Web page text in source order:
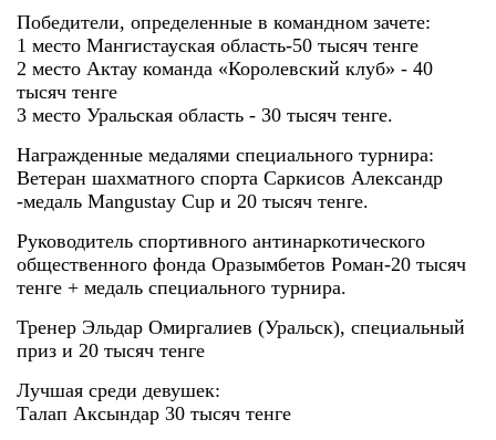
Победители, определенные в командном зачете:
1 место Мангистауская область-50 тысяч тенге
2 место Актау команда «Королевский клуб» - 40
тысяч тенге
3 место Уральская область - 30 тысяч тенге.
Награжденные медалями специального турнира:
Ветеран шахматного спорта Саркисов Александр
-медаль Mangustay Cup и 20 тысяч тенге.
Руководитель спортивного антинаркотического
общественного фонда Оразымбетов Роман-20 тысяч
тенге + медаль специального турнира.
Тренер Эльдар Омиргалиев (Уральск), специальный
приз и 20 тысяч тенге
Лучшая среди девушек:
Талап Аксындар 30 тысяч тенге